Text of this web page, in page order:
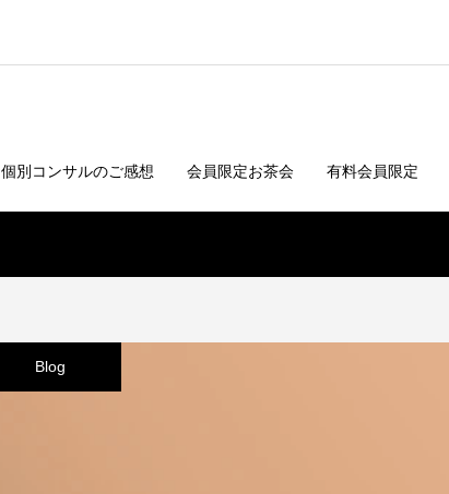
個別コンサルのご感想 会員限定お茶会 有料会員限定
Blog